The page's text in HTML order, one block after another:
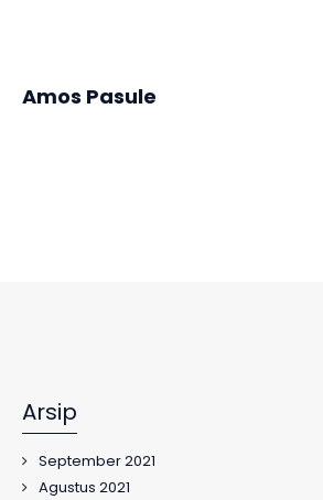
Amos Pasule
Arsip
September 2021
Agustus 2021